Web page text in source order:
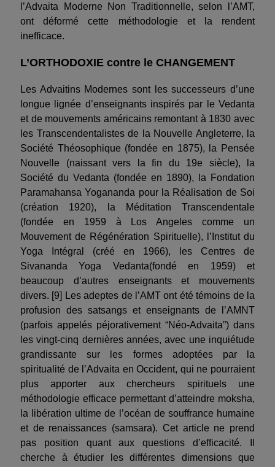
l’Advaita Moderne Non Traditionnelle, selon l’AMT,
ont déformé cette méthodologie et la rendent
inefficace.
L’ORTHODOXIE contre le CHANGEMENT
Les Advaitins Modernes sont les successeurs d’une
longue lignée d’enseignants inspirés par le Vedanta
et de mouvements américains remontant à 1830 avec
les Transcendentalistes de la Nouvelle Angleterre, la
Société Théosophique (fondée en 1875), la Pensée
Nouvelle (naissant vers la fin du 19e siècle), la
Société du Vedanta (fondée en 1890), la Fondation
Paramahansa Yogananda pour la Réalisation de Soi
(création 1920), la Méditation Transcendentale
(fondée en 1959 à Los Angeles comme un
Mouvement de Régénération Spirituelle), l’Institut du
Yoga Intégral (créé en 1966), les Centres de
Sivananda Yoga Vedanta(fondé en 1959) et
beaucoup d’autres enseignants et mouvements
divers. [9] Les adeptes de l’AMT ont été témoins de la
profusion des satsangs et enseignants de l’AMNT
(parfois appelés péjorativement “Néo-Advaita”) dans
les vingt-cinq dernières années, avec une inquiétude
grandissante sur les formes adoptées par la
spiritualité de l’Advaita en Occident, qui ne pourraient
plus apporter aux chercheurs spirituels une
méthodologie efficace permettant d’atteindre moksha,
la libération ultime de l’océan de souffrance humaine
et de renaissances (samsara). Cet article ne prend
pas position quant aux questions d’efficacité. Il
cherche à étudier les différentes dimensions que